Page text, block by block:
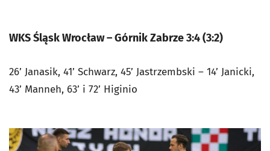
WKS Śląsk Wrocław – Górnik Zabrze 3:4 (3:2)
26’ Janasik, 41’ Schwarz, 45’ Jastrzembski – 14’ Janicki,
43’ Manneh, 63’ i 72’ Higinio